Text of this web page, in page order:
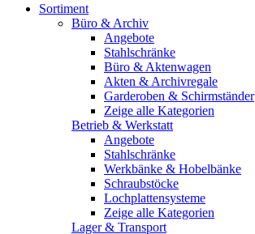
Sortiment
Büro & Archiv
Angebote
Stahlschränke
Büro & Aktenwagen
Akten & Archivregale
Garderoben & Schirmständer
Zeige alle Kategorien
Betrieb & Werkstatt
Angebote
Stahlschränke
Werkbänke & Hobelbänke
Schraubstöcke
Lochplattensysteme
Zeige alle Kategorien
Lager & Transport